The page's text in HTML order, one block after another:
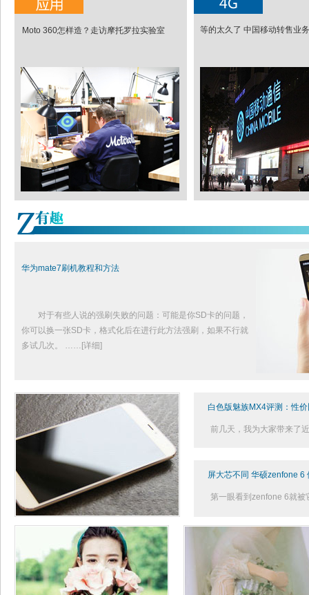
Moto 360怎样造？走访摩托罗拉实验室 等的太久了 中国移动转售业
华为mate7刷机教程和方法
对于有些人说的强刷失败的问题：可能是你SD卡的问题，
你可以换一张SD卡，格式化后在进行此方法强刷，如果不行就
多试几次。 …… [详细]
白色版魅族MX4评测：性
前几天，我为大家带来了近
屏大芯不同 华硕zenfone 6
第一眼看到zenfone 6就被